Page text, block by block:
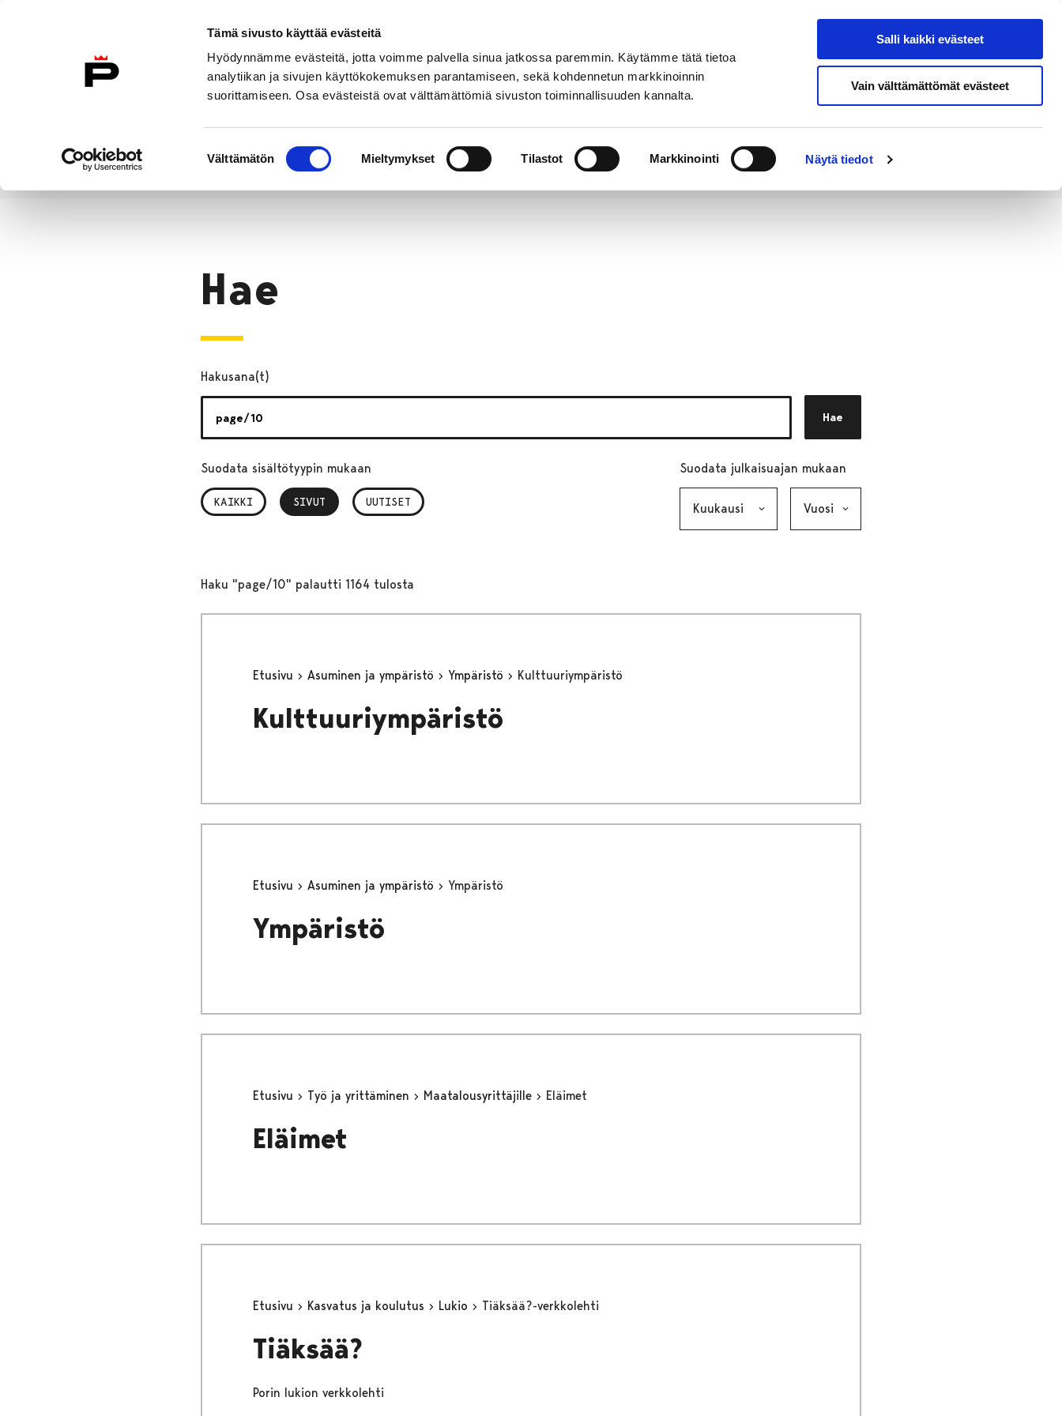
Tämä sivusto käyttää evästeitä
Hyödynnämme evästeitä, jotta voimme palvella sinua jatkossa paremmin. Käytämme tätä tietoa
analytiikan ja sivujen käyttökokemuksen parantamiseen, sekä kohdennetun markkinoinnin
suorittamiseen. Osa evästeistä ovat välttämättömiä sivuston toiminnallisuuden kannalta.
valinta
Välttämätön Mieltymykset Tilastot Markkinointi Näytä tiedot
Salli kaikki evästeet
Vain välttämättömät evästeet
Etusivulle
Hae sivustolta
Etusivu
Hae
Hakusana(t)
Hae
Suodata sisältötyypin mukaan
KAIKKI SIVUT
, VALITTU UUTISET
Suodata julkaisuajan mukaan
Haku "page/10" palautti 1164 tulosta
Etusivu Asuminen ja ympäristö Ympäristö Kulttuuriympäristö
Kulttuuriympäristö
Etusivu Asuminen ja ympäristö Ympäristö
Ympäristö
Etusivu Työ ja yrittäminen Maatalousyrittäjille Eläimet
Eläimet
Etusivu Kasvatus ja koulutus Lukio Tiäksää?-verkkolehti
Tiäksää?
Porin lukion verkkolehti